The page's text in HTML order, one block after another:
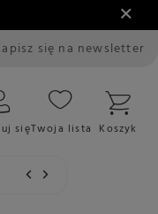
się na newsletter
sięTwoja lista Koszyk